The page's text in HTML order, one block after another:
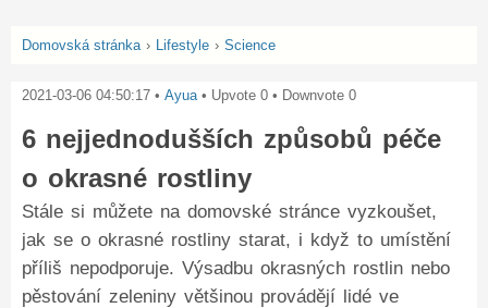
Domovská stránka › Lifestyle › Science
2021-03-06 04:50:17 • Ayua• Upvote 0 • Downvote 0
6 nejjednodušších způsobů péče
o okrasné rostliny
Stále si můžete na domovské stránce vyzkoušet,
jak se o okrasné rostliny starat, i když to umístění
příliš nepodporuje. Výsadbu okrasných rostlin nebo
pěstování zeleniny většinou provádějí lidé ve